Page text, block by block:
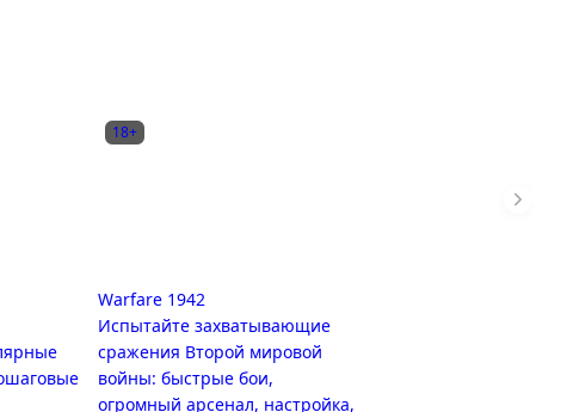
18+
Warfare 1942
Испытайте захватывающие
сражения Второй мировой
войны: быстрые бои,
огромный арсенал, настройка,